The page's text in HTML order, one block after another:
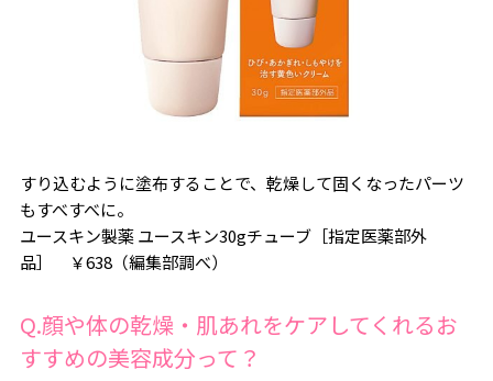
すり込むように塗布することで、乾燥して固くなったパーツ
もすべすべに。
ユースキン製薬 ユースキン30gチューブ［指定医薬部外
品］ ￥638（編集部調べ）
Q.顔や体の乾燥・肌あれをケアしてくれるお
すすめの美容成分って？